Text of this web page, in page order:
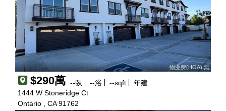
物业费(HOA):無
$290萬 --臥 --浴 --sqft
年建
1444 W Stoneridge Ct
Ontario , CA 91762